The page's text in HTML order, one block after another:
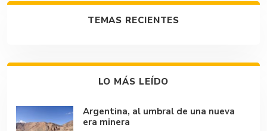
TEMAS RECIENTES
LO MÁS LEÍDO
Argentina, al umbral de una nueva
era minera